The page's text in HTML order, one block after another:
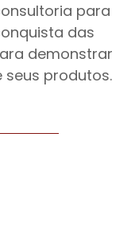
para
das
demonstrar
produtos.